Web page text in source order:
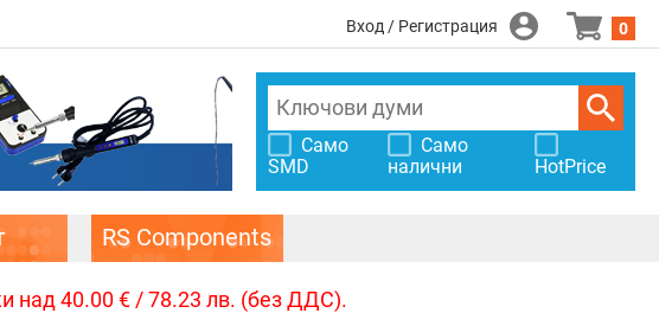
Вход / Регистрация 0
Само
SMD
Само
налични
HotPrice
RS Components
над 40.00 € / 78.23 лв. (без ДДС).